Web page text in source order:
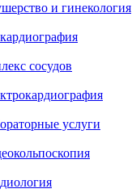
и гинекология
сосудов
услуги